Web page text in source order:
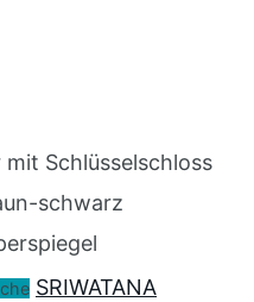
Schlüsselschloss
schwarz
SRIWATANA